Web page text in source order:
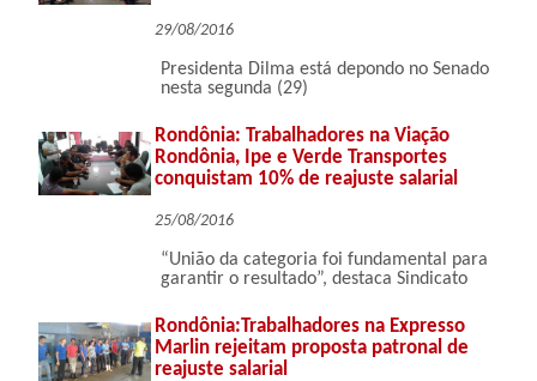
29/08/2016
Presidenta Dilma está depondo no Senado
nesta segunda (29)
Rondônia: Trabalhadores na Viação
Rondônia, Ipe e Verde Transportes
conquistam 10% de reajuste salarial
25/08/2016
“União da categoria foi fundamental para
garantir o resultado”, destaca Sindicato
Rondônia:Trabalhadores na Expresso
Marlin rejeitam proposta patronal de
reajuste salarial